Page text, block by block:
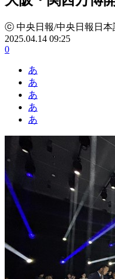
ⓒ 中央日報/中央日報日本
2025.04.14 09:25
0
あ
あ
あ
あ
あ